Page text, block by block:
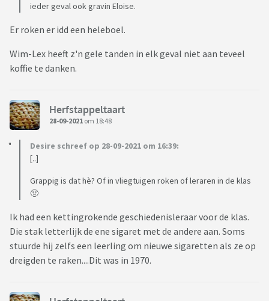
ieder geval ook gravin Eloise.
Er roken er idd een heleboel.
Wim-Lex heeft z'n gele tanden in elk geval niet aan teveel
koffie te danken.
Herfstappeltaart
28-09-2021 om 18:48
Desire schreef op 28-09-2021 om 16:39:
[..]
Grappig is dat hè? Of in vliegtuigen roken of leraren in de klas
🤢
Ik had een kettingrokende geschiedenisleraar voor de klas.
Die stak letterlijk de ene sigaret met de andere aan. Soms
stuurde hij zelfs een leerling om nieuwe sigaretten als ze op
dreigden te raken....Dit was in 1970.